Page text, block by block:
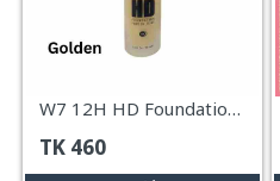
W7 12H HD Foundation 30ml – Golden
TK 460